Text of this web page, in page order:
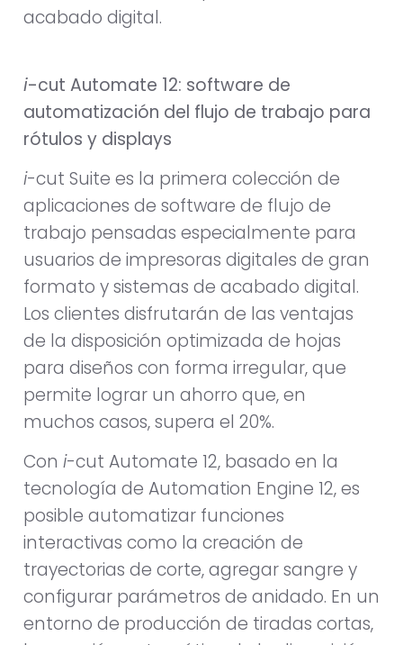
acabado digital.
i-cut Automate 12: software de
automatización del flujo de trabajo para
rótulos y displays
i-cut Suite es la primera colección de
aplicaciones de software de flujo de
trabajo pensadas especialmente para
usuarios de impresoras digitales de gran
formato y sistemas de acabado digital.
Los clientes disfrutarán de las ventajas
de la disposición optimizada de hojas
para diseños con forma irregular, que
permite lograr un ahorro que, en
muchos casos, supera el 20%.
Con i-cut Automate 12, basado en la
tecnología de Automation Engine 12, es
posible automatizar funciones
interactivas como la creación de
trayectorias de corte, agregar sangre y
configurar parámetros de anidado. En un
entorno de producción de tiradas cortas,